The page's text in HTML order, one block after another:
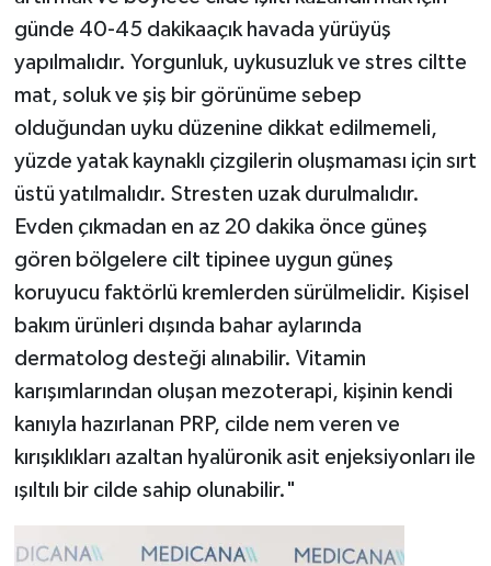
günde 40-45 dakikaaçık havada yürüyüş
yapılmalıdır. Yorgunluk, uykusuzluk ve stres ciltte
mat, soluk ve şiş bir görünüme sebep
olduğundan uyku düzenine dikkat edilmemeli,
yüzde yatak kaynaklı çizgilerin oluşmaması için sırt
üstü yatılmalıdır. Stresten uzak durulmalıdır.
Evden çıkmadan en az 20 dakika önce güneş
gören bölgelere cilt tipinee uygun güneş
koruyucu faktörlü kremlerden sürülmelidir. Kişisel
bakım ürünleri dışında bahar aylarında
dermatolog desteği alınabilir. Vitamin
karışımlarından oluşan mezoterapi, kişinin kendi
kanıyla hazırlanan PRP, cilde nem veren ve
kırışıklıkları azaltan hyalüronik asit enjeksiyonları ile
ışıltılı bir cilde sahip olunabilir."